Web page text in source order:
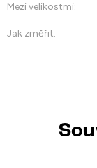
Mezi velikostmi:
Jak změřit: